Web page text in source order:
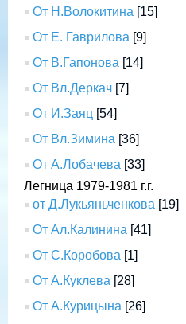
От Н.Волокитина [15]
От Е. Гаврилова [9]
От В.Гапонова [14]
От Вл.Деркач [7]
От И.Заяц [54]
От Вл.Зимина [36]
От А.Лобачева [33]
Легница 1979-1981 г.г.
от Д.Лукьяньченкова [19]
От Ал.Калинина [41]
От С.Коробова [1]
От А.Куклева [28]
От А.Курицына [26]